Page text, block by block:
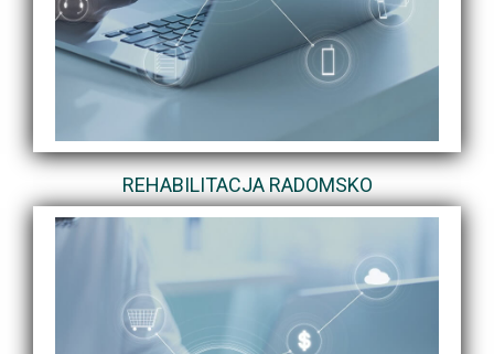
REHABILITACJA RADOMSKO